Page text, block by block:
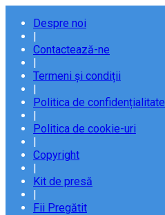
Despre noi
|
Contactează-ne
|
Termeni și condiții
|
Politica de confidențialitate
|
Politica de cookie-uri
|
Copyright
|
Kit de presă
|
Fii Pregătit